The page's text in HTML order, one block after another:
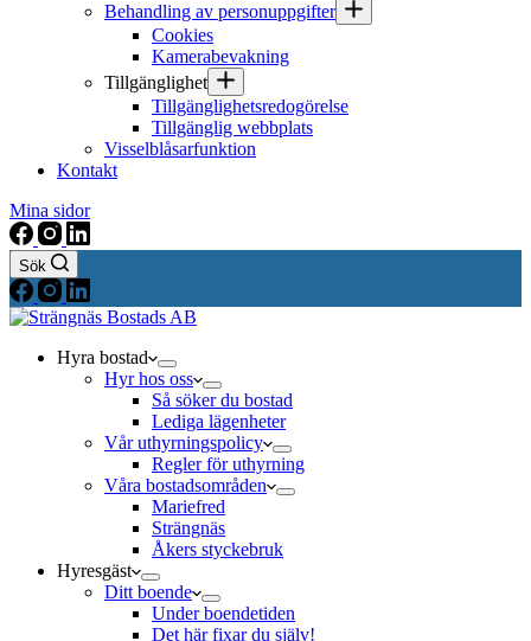
Behandling av personuppgifter
Cookies
Kamerabevakning
Tillgänglighet
Tillgänglighetsredogörelse
Tillgänglig webbplats
Visselblåsarfunktion
Kontakt
Mina sidor
Sök
Hyra bostad
Hyr hos oss
Så söker du bostad
Lediga lägenheter
Vår uthyrningspolicy
Regler för uthyrning
Våra bostadsområden
Mariefred
Strängnäs
Åkers styckebruk
Hyresgäst
Ditt boende
Under boendetiden
Det här fixar du själv!